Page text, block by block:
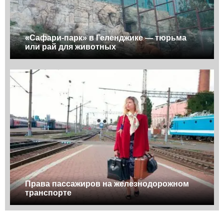
«Сафари-парк» в Геленджике — тюрьма
или рай для животных
Права пассажиров на железнодорожном
транспорте